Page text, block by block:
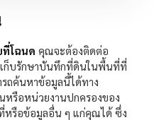
โฉนด คุณจะต้องติดต่อ
ก็บรักษาบันทึกที่ดินในพื้นที่ที่
ถค้นหาข้อมูลนี้ได้ทาง
รือหน่วยงานปกครองของ
หรือข้อมูลอื่น ๆ แก่คุณได้ ซึ่ง